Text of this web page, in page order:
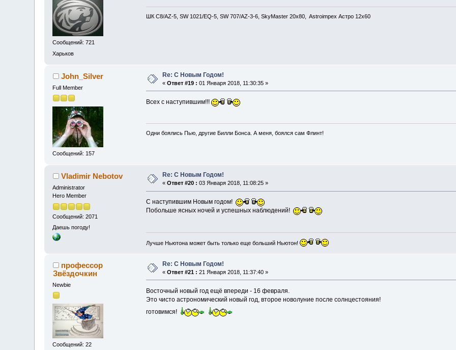
Сообщений: 721
Харьков
ШК С8/AZ-5, SW 1021/EQ-5, SW 707/AZ-3-6, SkyMaster 20x80, Astroimpex Астро 12х60
John_Silver
Full Member
Сообщений: 157
Re: С Новым Годом!
«Ответ #19 : 01 Января 2018, 11:30:35 »
Всех с наступившим!!!
Одни боялись Пью, другие Билли Бонса. А меня, боялся сам Флинт!
Vladimir Nebotov
Administrator
Hero Member
Сообщений: 2071
Даешь погоду!
Re: С Новым Годом!
«Ответ #20 : 03 Января 2018, 11:08:25 »
С наступившим Новым годом!
Побольше ясных ночей и успешных наблюдений!
Лучше Ньютона может быть только еще больший Ньютон!
профессор
Звёздочкин
Newbie
Сообщений: 22
Re: С Новым Годом!
«Ответ #21 : 21 Января 2018, 11:37:40 »
Восточный новый год ещё впереди - 16 февраля.
Это чисто астрономический новый год, второе новолуние после солнцестояния!
готовимся!